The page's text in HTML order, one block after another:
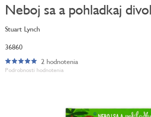
Neboj sa a pohladkaj
Stuart Lynch
36860
Podrobnosti hodnotenia
Priemerné
hodnotenie
2 hodnotenia